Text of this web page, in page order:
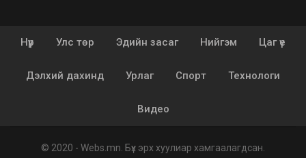
Энэ сарын 15-наас 10 аймагт загас агнах
“Сэлбэ 20 минутын хот” төслийн бүтээн
байгуулалт үргэлжилж байна
Нүүр Улс төр Эдийн засаг Нийгэм Цаг үе
Дэлхий дахинд Урлаг Спорт Технологи
Видео
© 2020 - Webs.mn . Бүх эрх хуулиар хамгаалагдсан.